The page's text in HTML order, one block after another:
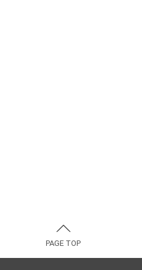
PAGE TOP